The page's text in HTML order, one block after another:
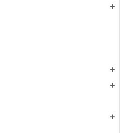
add
add
add
add